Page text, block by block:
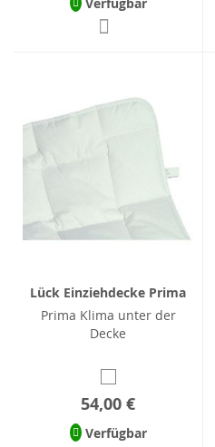
Lück Einziehdecke Prima
Prima Klima unter der
Decke
54,00 €
Verfügbar